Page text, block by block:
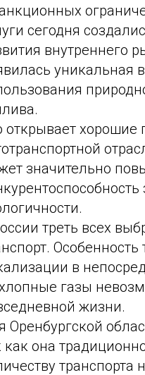
сегодня
внутреннего
уникальная
открывает хорошие
значительно
треть всех
в
газы
жизни.
Оренбургской
как она